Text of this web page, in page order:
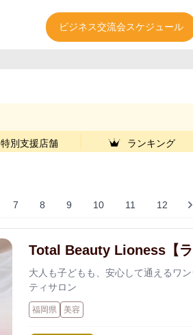
ビジネス交流会スケジュール
特別支援店舗 ランキング
7 8 9 10 11 12
Total Beauty Lioness【
大人も子どもも、安心して通えるワ
ティサロン
福岡県 美容